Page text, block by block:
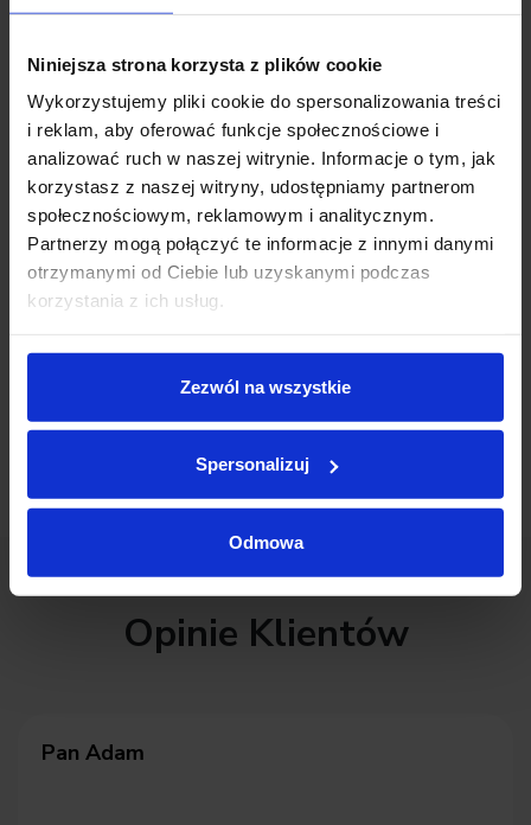
Niniejsza strona korzysta z plików cookie
Wykorzystujemy pliki cookie do spersonalizowania treści
i reklam, aby oferować funkcje społecznościowe i
analizować ruch w naszej witrynie. Informacje o tym, jak
korzystasz z naszej witryny, udostępniamy partnerom
społecznościowym, reklamowym i analitycznym.
Partnerzy mogą połączyć te informacje z innymi danymi
otrzymanymi od Ciebie lub uzyskanymi podczas
korzystania z ich usług.
Zezwól na wszystkie
Spersonalizuj
Odmowa
* Pola oznaczone gwiazdką są obligatoryjne
Informacja dotycząca celów i zasad przetwarzania danych
osobowych wskazanych w powyższym formularzu oraz
przysługujących uprawnieniach w tym zakresie znajduje się w
prywatności Inchcape Motor Polska sp. z o.o.
Zaznacz zgody na komunikację marketingową
Opinie Klientów
Pan Adam